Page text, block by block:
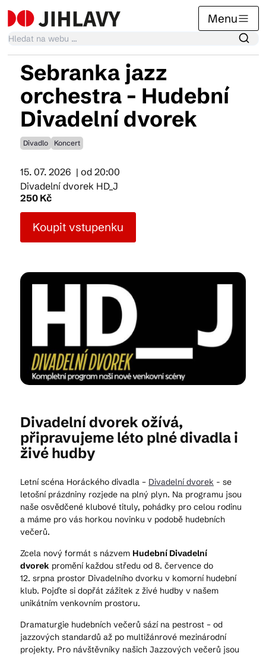
Menu
Kalendář akcí
Tradiční akce
Články
Suvenýry
CS EN DE
© 2026 Brána Jihlavy
Sebranka jazz
orchestra - Hudební
Divadelní dvorek
Divadlo Koncert
15. 07. 2026 | od 20:00
Divadelní dvorek HD_J
250 Kč
Koupit vstupenku
Divadelní dvorek ožívá,
připravujeme léto plné divadla i
živé hudby
Letní scéna Horáckého divadla – Divadelní dvorek - se
letošní prázdniny rozjede na plný plyn. Na programu jsou
naše osvědčené klubové tituly, pohádky pro celou rodinu
a máme pro vás horkou novinku v podobě hudebních
večerů.
Zcela nový formát s názvem Hudební Divadelní
dvorek promění každou středu od 8. července do
12. srpna prostor Divadelního dvorku v komorní hudební
klub. Pojďte si dopřát zážitek z živé hudby v našem
unikátním venkovním prostoru.
Dramaturgie hudebních večerů sází na pestrost – od
jazzových standardů až po multižánrové mezinárodní
projekty. Pro návštěvníky našich Jazzových večerů jsou